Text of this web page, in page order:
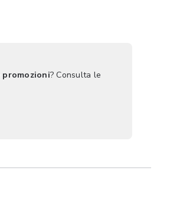
promozioni? Consulta le